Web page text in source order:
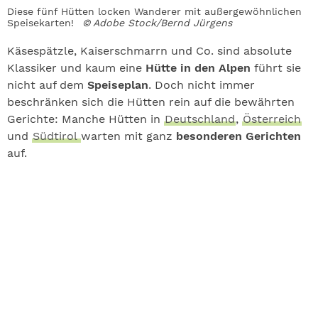
Diese fünf Hütten locken Wanderer mit außergewöhnlichen
Speisekarten!
© Adobe Stock/Bernd Jürgens
Käsespätzle, Kaiserschmarrn und Co. sind absolute
Klassiker und kaum eine Hütte in den Alpen führt sie
nicht auf dem Speiseplan. Doch nicht immer
beschränken sich die Hütten rein auf die bewährten
Gerichte: Manche Hütten in Deutschland, Österreich
und Südtirolwarten mit ganz besonderen Gerichten
auf.